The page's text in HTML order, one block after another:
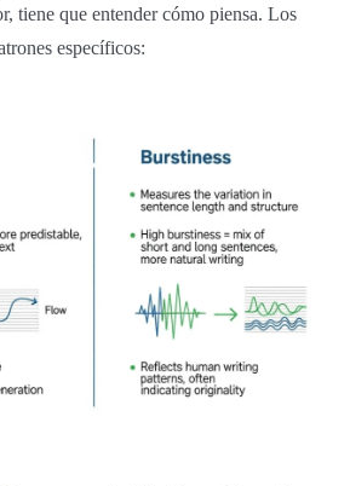
tiene que entender cómo piensa. Los
específicos: